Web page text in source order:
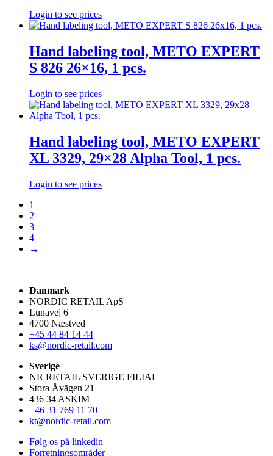
Login to see prices
Hand labeling tool, METO EXPERT
S 826 26×16, 1 pcs.
Login to see prices
Hand labeling tool, METO EXPERT
XL 3329, 29×28 Alpha Tool, 1 pcs.
Login to see prices
1
2
3
4
→
Danmark
NORDIC RETAIL ApS
Lunavej 6
4700 Næstved
+45 44 84 14 44
ks@nordic-retail.com
Sverige
NR RETAIL SVERIGE FILIAL
Stora Åvägen 21
436 34 ASKIM
+46 31 769 11 70
kt@nordic-retail.com
Følg os på linkedin
Forretningsområder